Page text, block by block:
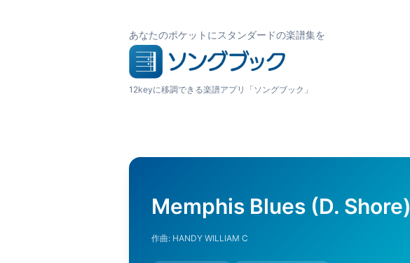
あなたのポケットにスタンダードの楽譜集を
12keyに移調できる楽譜アプリ「ソングブック」
Memphis Blues (D. Shore)
作曲: HANDY WILLIAM C